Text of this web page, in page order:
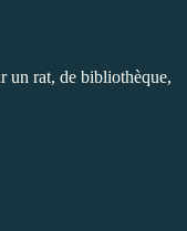
un rat, de bibliothèque,